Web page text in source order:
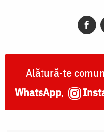
Alătură-te
WhatsApp,